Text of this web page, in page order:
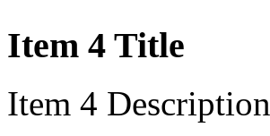
Item 4 Title
Item 4 Description